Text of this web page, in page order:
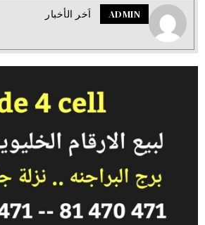
ADMIN اَخر الأخبار